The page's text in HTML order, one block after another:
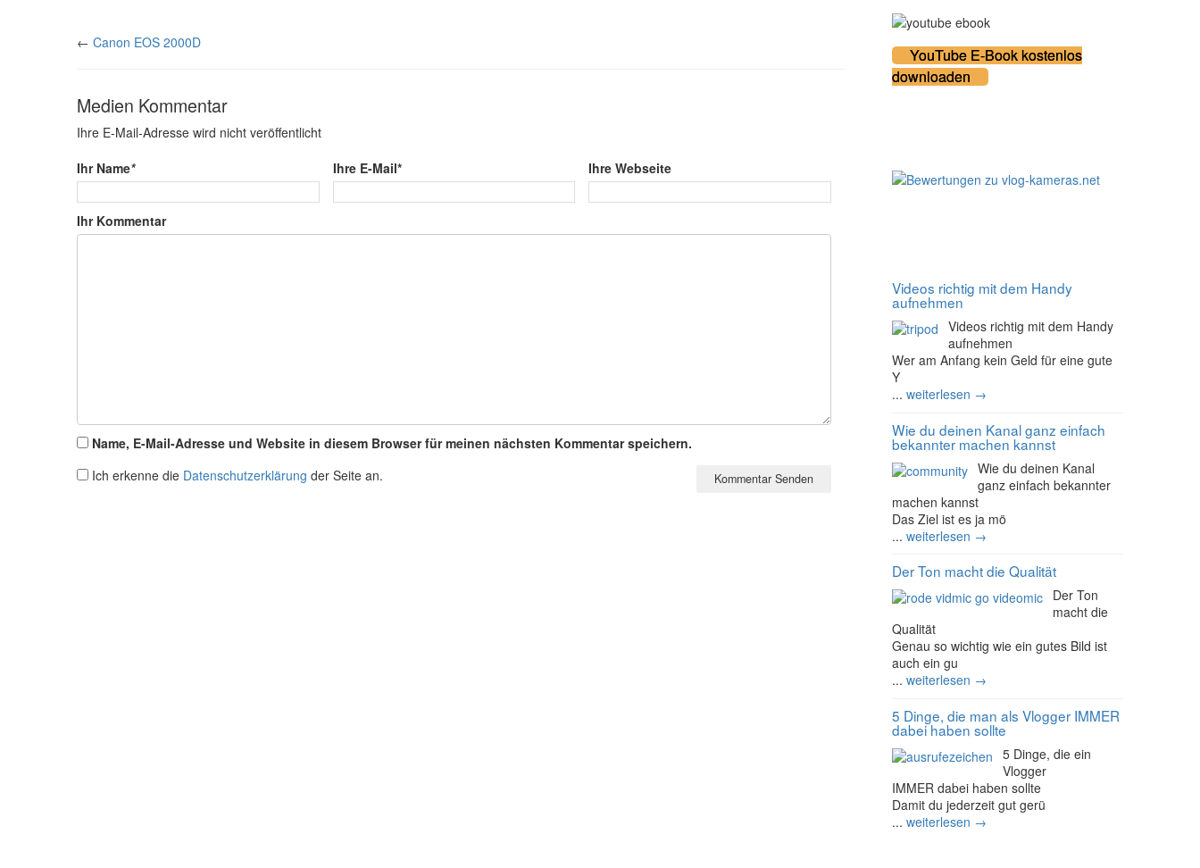
← Canon EOS 2000D
Medien Kommentar
Ihre E-Mail-Adresse wird nicht veröffentlicht
Ihr Name* Ihre E-Mail* Ihre Webseite
Ihr Kommentar
Name, E-Mail-Adresse und Website in diesem Browser für meinen nächsten Kommentar speichern.
Ich erkenne die Datenschutzerklärung der Seite an.
YouTube E-Book kostenlos
downloaden
Videos richtig mit dem Handy
aufnehmen
Videos richtig mit dem Handy
aufnehmen
Wer am Anfang kein Geld für eine gute
Y
... weiterlesen →
Wie du deinen Kanal ganz einfach
bekannter machen kannst
Wie du deinen Kanal
ganz einfach bekannter
machen kannst
Das Ziel ist es ja mö
... weiterlesen →
Der Ton macht die Qualität
Der Ton
macht die
Qualität
Genau so wichtig wie ein gutes Bild ist
auch ein gu
... weiterlesen →
5 Dinge, die man als Vlogger IMMER
dabei haben sollte
5 Dinge, die ein
Vlogger
IMMER dabei haben sollte
Damit du jederzeit gut gerü
... weiterlesen →